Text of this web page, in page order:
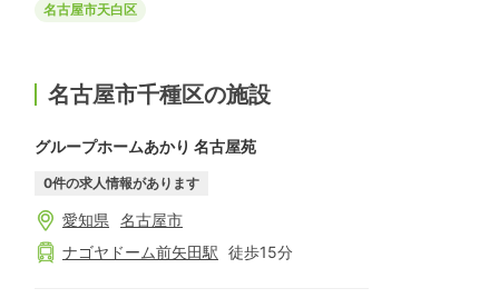
名古屋市天白区
名古屋市千種区の施設
グループホームあかり 名古屋苑
0件の求人情報があります
愛知県
名古屋市
ナゴヤドーム前矢田駅 徒歩15分